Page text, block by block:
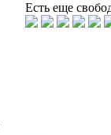
Есть еще